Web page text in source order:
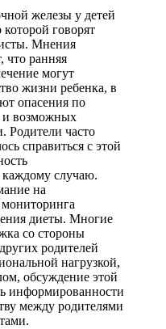
железы у детей
говорят
Мнения
что ранняя
могут
жизни ребенка, в
опасения по
и возможных
Родители часто
справиться с этой
каждому случаю.
на
мониторинга
диеты. Многие
со стороны
родителей
нагрузкой,
обсуждение этой
информированности
между родителями